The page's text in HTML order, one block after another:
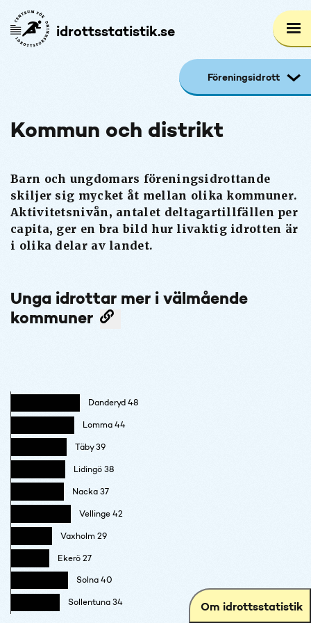
idrottsstatistik.se
Centrum
länk
startsidan
Föreningsidrott
Kommun och distrikt
Barn och ungdomars föreningsidrottande
skiljer sig mycket åt mellan olika kommuner.
Aktivitetsnivån, antalet deltagartillfällen per
capita, ger en bra bild hur livaktig idrotten är
i olika delar av landet.
Unga idrottar mer i välmående
kommuner
Danderyd 48
Lomma 44
Täby 39
Lidingö 38
Nacka 37
Vellinge 42
Vaxholm 29
Ekerö 27
Solna 40
Sollentuna 34 Om idrottsstatistik